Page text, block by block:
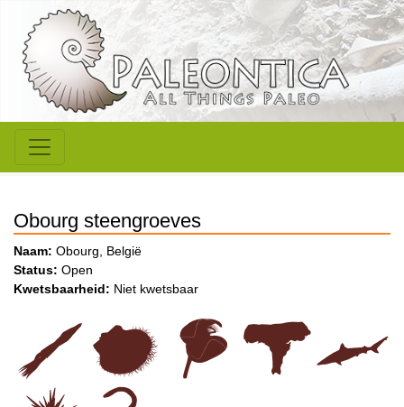
Obourg steengroeves
Naam: Obourg, België
Status: Open
Kwetsbaarheid: Niet kwetsbaar